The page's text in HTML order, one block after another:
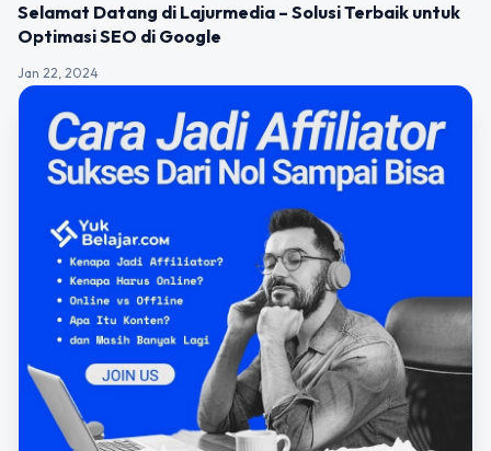
Selamat Datang di Lajurmedia – Solusi Terbaik untuk
Optimasi SEO di Google
Jan 22, 2024